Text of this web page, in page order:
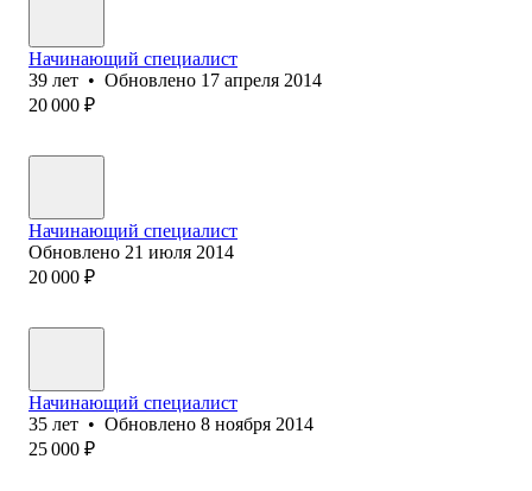
Начинающий специалист
39 лет • Обновлено 17 апреля 2014
20 000 ₽
Начинающий специалист
Обновлено 21 июля 2014
20 000 ₽
Начинающий специалист
35 лет • Обновлено 8 ноября 2014
25 000 ₽